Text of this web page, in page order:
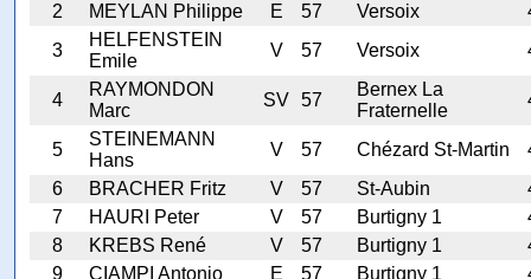
2
MEYLAN Philippe E 57 Versoix
3
HELFENSTEIN
Emile
V 57 Versoix
4
RAYMONDON
Marc
SV 57
Bernex La
Fraternelle
5
STEINEMANN
Hans
V 57 Chézard St-Martin
6
BRACHER Fritz V 57 St-Aubin
7
HAURI Peter V 57 Burtigny 1
8
KREBS René V 57 Burtigny 1
9
CIAMPI Antonio E 57 Burtigny 1